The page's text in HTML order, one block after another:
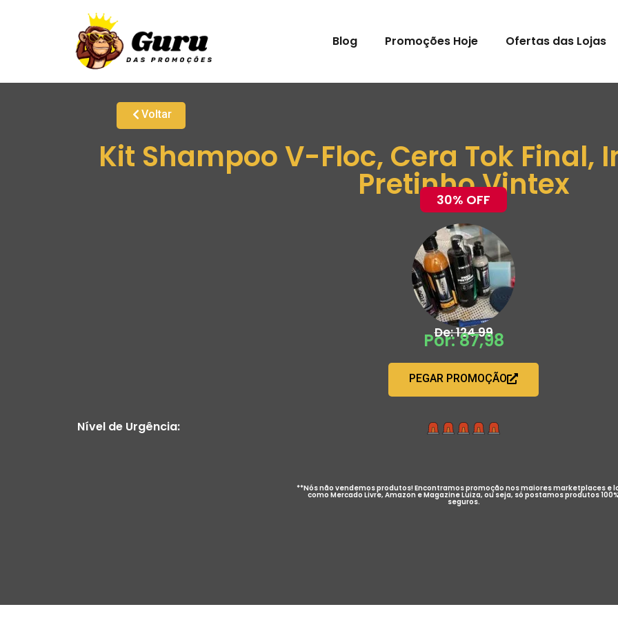
Blog Promoções Hoje Ofertas das Lojas
Voltar
Kit Shampoo V-Floc, Cera Tok Final,
Pretinho Vintex
30% OFF
De: 124,99
Por: 87,98
PEGAR PROMOÇÃO
Nível de Urgência:
**Nós não vendemos produtos! Encontramos promoção nos maiores marketplaces e
como Mercado Livre, Amazon e Magazine Luiza, ou seja, só postamos produtos 100%
seguros.